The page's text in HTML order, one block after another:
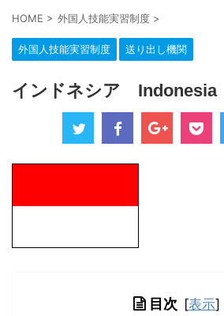
HOME > 外国人技能実習制度 >
外国人技能実習制度 送り出し機関
インドネシア Indonesia
目次 [表示]